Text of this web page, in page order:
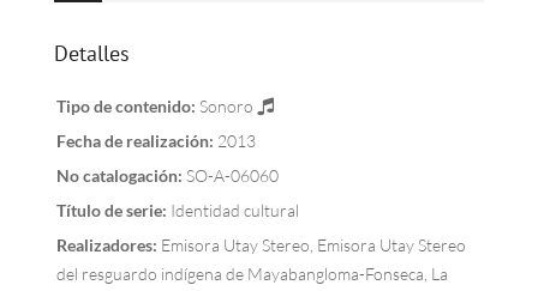
Detalles
Tipo de contenido: Sonoro
Fecha de realización: 2013
No catalogación: SO-A-06060
Título de serie: Identidad cultural
Realizadores: Emisora Utay Stereo, Emisora Utay Stereo
del resguardo indígena de Mayabangloma-Fonseca, La